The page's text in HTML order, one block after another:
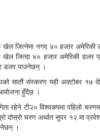
जित्नेमा नगद ४० हजार अमेरिकी
खेल जित्दा ४० हजार अमेरिकी डलर
डलर पाउनेछन् ।
सातौं संस्करण यही अक्टोबर १७
हुँदैछ ।
रहेने टी२० विश्वकपमा पहिलो
दोस्रो चरण अर्थात सुपर १२ मा
।